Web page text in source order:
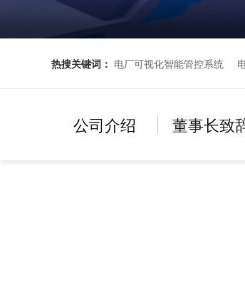
热搜关键词： 电厂可视化智能管控系统
公司介绍 董事长致